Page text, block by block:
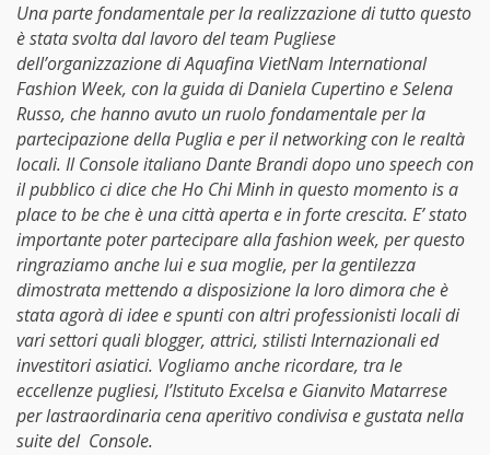
Una parte fondamentale per la realizzazione di tutto questo
è stata svolta dal lavoro del team Pugliese
dell’organizzazione di Aquafina VietNam International
Fashion Week, con la guida di Daniela Cupertino e Selena
Russo, che hanno avuto un ruolo fondamentale per la
partecipazione della Puglia e per il networking con le realtà
locali. Il Console italiano Dante Brandi dopo uno speech con
il pubblico ci dice che Ho Chi Minh in questo momento is a
place to be che è una città aperta e in forte crescita. E’ stato
importante poter partecipare alla fashion week, per questo
ringraziamo anche lui e sua moglie, per la gentilezza
dimostrata mettendo a disposizione la loro dimora che è
stata agorà di idee e spunti con altri professionisti locali di
vari settori quali blogger, attrici, stilisti Internazionali ed
investitori asiatici. Vogliamo anche ricordare, tra le
eccellenze pugliesi, l’Istituto Excelsa e Gianvito Matarrese
per lastraordinaria cena aperitivo condivisa e gustata nella
suite del Console.